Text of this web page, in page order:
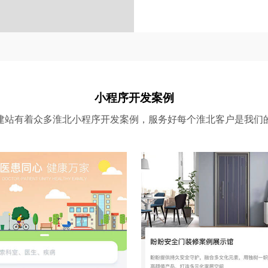
小程序开发案例
站有着众多淮北小程序开发案例，服务好每个淮北客户是我们